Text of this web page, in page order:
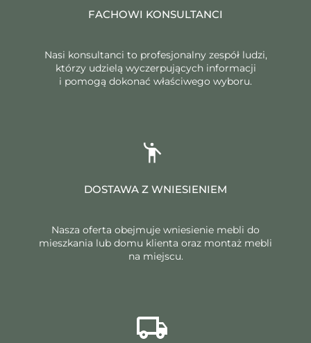
FACHOWI KONSULTANCI
Nasi konsultanci to profesjonalny zespół ludzi,
którzy udzielą wyczerpujących informacji
i pomogą dokonać właściwego wyboru.
DOSTAWA Z WNIESIENIEM
Nasza oferta obejmuje wniesienie mebli do
mieszkania lub domu klienta oraz montaż mebli
na miejscu.